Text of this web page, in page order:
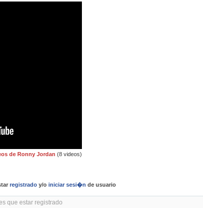
de Ronny Jordan (8 videos)
registrado y/o iniciar sesi�n de usuario